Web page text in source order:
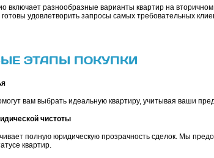
включает разнообразные варианты квартир на
удовлетворить запросы самых требовательных
ЭТАПЫ ПОКУПКИ
вам выбрать идеальную квартиру, учитывая ваши
чистоты
полную юридическую прозрачность сделок. Мы
квартир.